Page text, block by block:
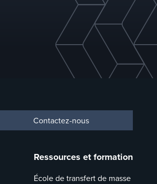
Contactez-nous
Ressources et formation
École de transfert de masse